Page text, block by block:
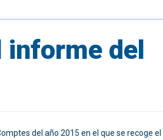
informe del
del año 2015 en el que se recoge el